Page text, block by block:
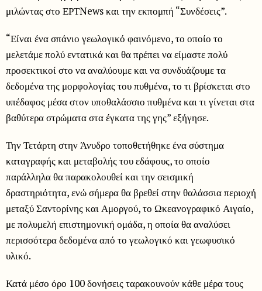
μιλώντας στο ΕΡΤNews και την εκπομπή “Συνδέσεις”.
“Είναι ένα σπάνιο γεωλογικό φαινόμενο, το οποίο το
μελετάμε πολύ εντατικά και θα πρέπει να είμαστε πολύ
προσεκτικοί στο να αναλύουμε και να συνδυάζουμε τα
δεδομένα της μορφολογίας του πυθμένα, το τι βρίσκεται στο
υπέδαφος μέσα στον υποθαλάσσιο πυθμένα και τι γίνεται στα
βαθύτερα στρώματα στα έγκατα της γης” εξήγησε.
Την Τετάρτη στην Άνυδρο τοποθετήθηκε ένα σύστημα
καταγραφής και μεταβολής του εδάφους, το οποίο
παράλληλα θα παρακολουθεί και την σεισμική
δραστηριότητα, ενώ σήμερα θα βρεθεί στην θαλάσσια περιοχή
μεταξύ Σαντορίνης και Αμοργού, το Ωκεανογραφικό Αιγαίο,
με πολυμελή επιστημονική ομάδα, η οποία θα αναλύσει
περισσότερα δεδομένα από το γεωλογικό και γεωφυσικό
υλικό.
Κατά μέσο όρο 100 δονήσεις ταρακουνούν κάθε μέρα τους